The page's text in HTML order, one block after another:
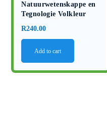
Natuurwetenskappe en
Tegnologie Volkleur
R240.00
Add to cart